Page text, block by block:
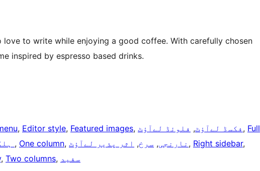
to write while enjoying a good coffee. With carefully chosen
inspired by espresso based drinks.
, Editor style, Featured images, فکسڈ لے‌آؤٹ, فلوئڈ لے‌آؤٹ , Full
, One column, نارنجی, سرخ, اثر پذیر لےآؤٹ , Right sidebar
, Two columns, سفید